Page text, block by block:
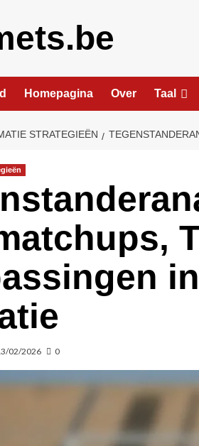
Homepagina Over Taal
STRATEGIEËN
02/2026 0